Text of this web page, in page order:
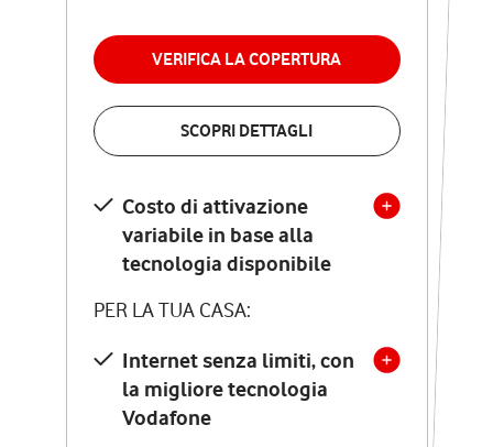
VERIFICA LA COPERTURA
SCOPRI DETTAGLI
Costo di attivazione
variabile in base alla
tecnologia disponibile
PER LA TUA CASA:
Internet senza limiti, con
la migliore tecnologia
Vodafone
permanenza
VERIFICA LA COPERTURA
Costo di attivazione
variabile in base alla
tecnologia disponibile
PER LA TUA CASA:
Internet senza limiti, con
la migliore tecnologia
Vodafone
Modem Seven con Wi-Fi 7